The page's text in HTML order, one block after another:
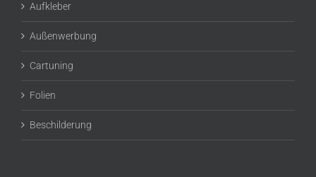
Aufkleber
Außenwerbung
Cartuning
Folien
Beschilderung